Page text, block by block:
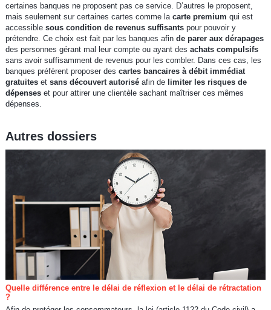
certaines banques ne proposent pas ce service. D’autres le proposent,
mais seulement sur certaines cartes comme la carte premium qui est
accessible sous condition de revenus suffisantspour pouvoir y
prétendre. Ce choix est fait par les banques afin de parer aux dérapages
des personnes gérant mal leur compte ou ayant des achats compulsifs
sans avoir suffisamment de revenus pour les combler. Dans ces cas, les
banques préfèrent proposer des cartes bancaires à débit immédiat
gratuiteset sans découvert autoriséafin de limiter les risques de
dépenseset pour attirer une clientèle sachant maîtriser ces mêmes
dépenses.
Autres dossiers
Quelle différence entre le délai de réflexion et le délai de rétractation
?